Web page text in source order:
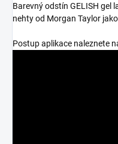
Barevný odstín GELISH gel
nehty od Morgan Taylor
Postup aplikace naleznete